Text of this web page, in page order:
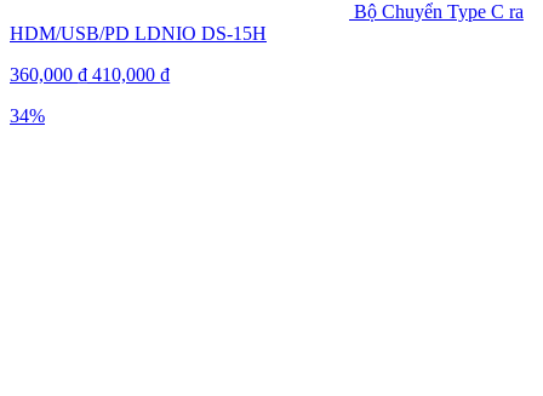
Bộ Chuyển Type C ra
HDM/USB/PD LDNIO DS-15H
360,000 ₫ 410,000 ₫
34%